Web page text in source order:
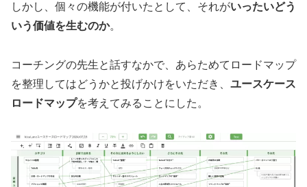
しかし、個々の機能が付いたとして、それがいったいどう
いう価値を生むのか。
コーチングの先生と話すなかで、あらためてロードマップ
を整理してはどうかと投げかけをいただき、 ユースケース
ロードマップを考えてみることにした。